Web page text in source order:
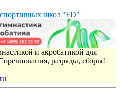
спортивных школ "FD"
и акробатикой для
разряды, сборы!